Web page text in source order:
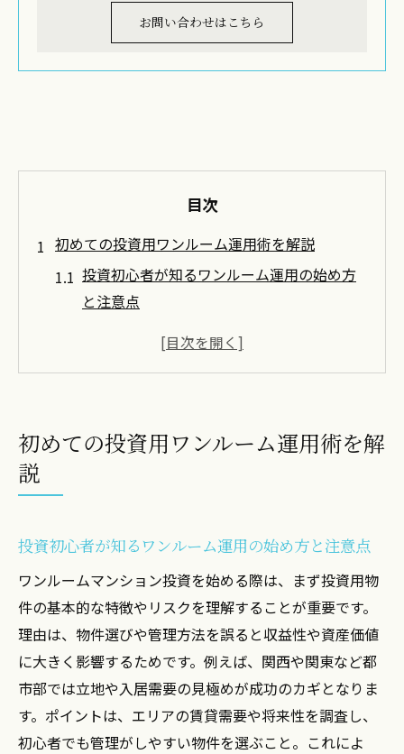
お問い合わせはこちら
目次
初めての投資用ワンルーム運用術を解説
投資初心者が知るワンルーム運用の始め方
と注意点
投資用ワンルームマンション選びの基本と
運用リスクと管理トラブル回避法を初心者
運用戦略
関西関東で始める運用と管理の基本知識
関西関東の投資用ワンルーム運用の特徴と
管理方法
地域別ワンルーム運用のポイントと管理の
違いを解説
初めての投資用ワンルーム運用術を解
説
投資初心者が知るワンルーム運用の始め方と注意点
ワンルームマンション投資を始める際は、まず投資用物
件の基本的な特徴やリスクを理解することが重要です。
理由は、物件選びや管理方法を誤ると収益性や資産価値
に大きく影響するためです。例えば、関西や関東など都
市部では立地や入居需要の見極めが成功のカギとなりま
す。ポイントは、エリアの賃貸需要や将来性を調査し、
初心者でも管理がしやすい物件を選ぶこと。これによ